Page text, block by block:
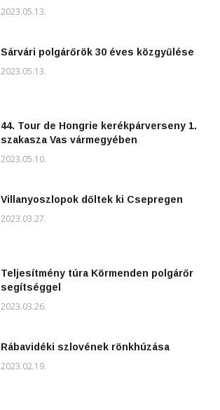
2023.05.13.
Sárvári polgárőrök 30 éves közgyűlése
2023.05.13.
44. Tour de Hongrie kerékpárverseny 1.
szakasza Vas vármegyében
2023.05.10.
Villanyoszlopok dőltek ki Csepregen
2023.03.27.
Teljesítmény túra Körmenden polgárőr
segítséggel
2023.03.26.
Rábavidéki szlovének rönkhúzása
2023.02.19.